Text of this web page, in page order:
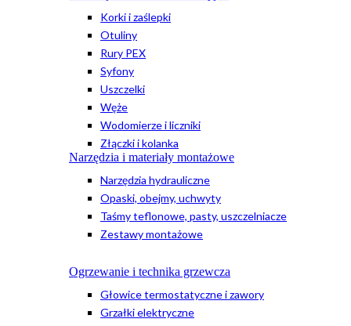
Korki i zaślepki
Otuliny
Rury PEX
Syfony
Uszczelki
Węże
Wodomierze i liczniki
Złączki i kolanka
Narzędzia i materiały montażowe
Narzędzia hydrauliczne
Opaski, obejmy, uchwyty
Taśmy teflonowe, pasty, uszczelniacze
Zestawy montażowe
Ogrzewanie i technika grzewcza
Głowice termostatyczne i zawory
Grzałki elektryczne